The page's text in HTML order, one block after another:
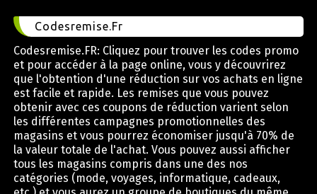
Codesremise.Fr
Codesremise.FR: Cliquez pour trouver les codes promo
et pour accéder à la page online, vous y découvrirez
que l'obtention d'une réduction sur vos achats en ligne
est facile et rapide. Les remises que vous pouvez
obtenir avec ces coupons de réduction varient selon
les différentes campagnes promotionnelles des
magasins et vous pourrez économiser jusqu'à 70% de
la valeur totale de l'achat. Vous pouvez aussi afficher
tous les magasins compris dans une des nos
catégories (mode, voyages, informatique, cadeaux,